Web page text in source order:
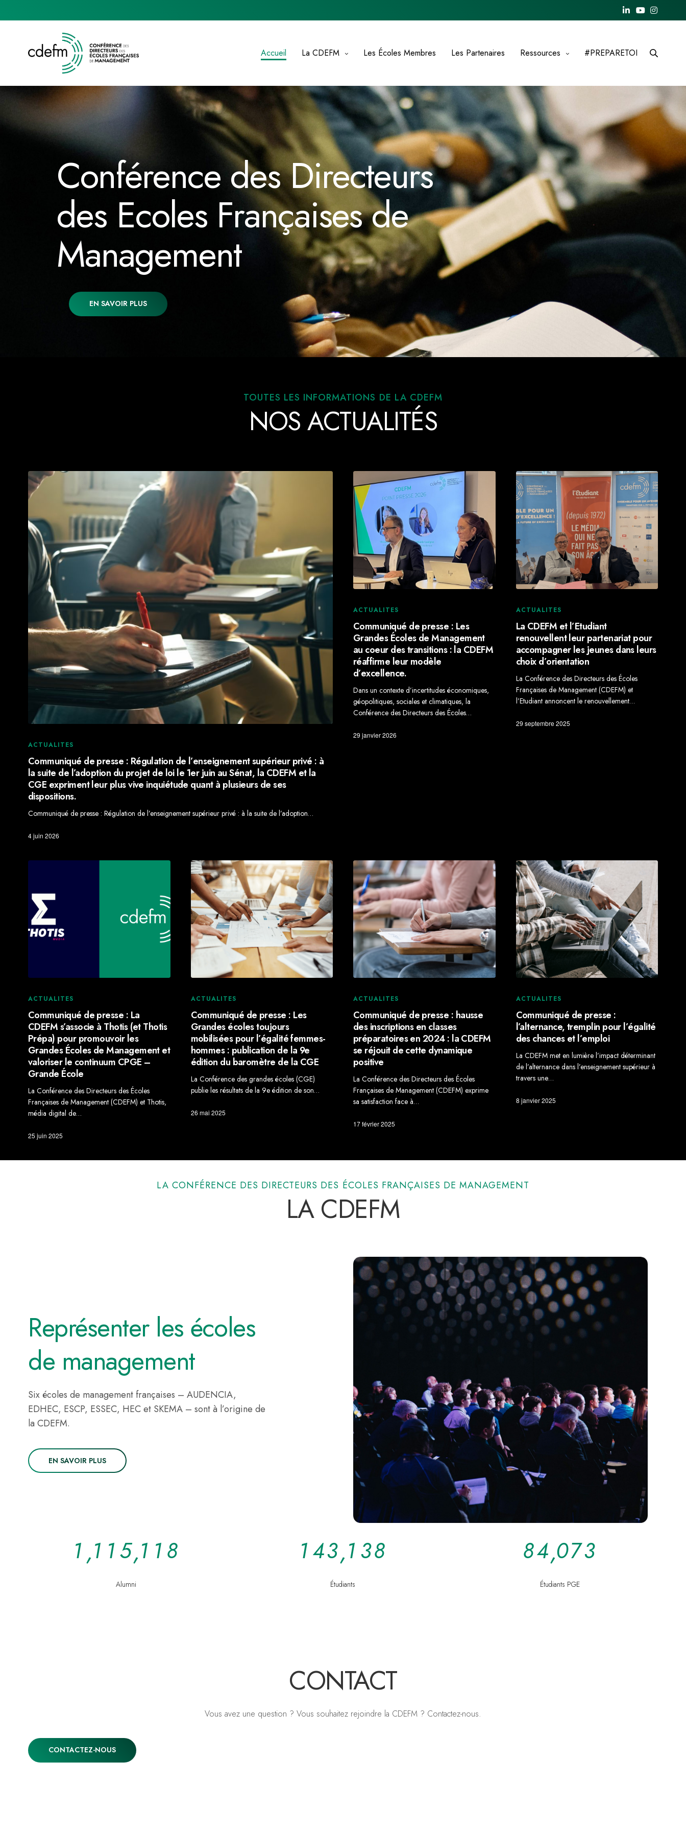
Accueil La CDEFM Les Écoles Membres Les Partenaires Ressources #PREPARETOI
Conférence des Directeurs
des Ecoles Françaises de
Management
EN SAVOIR PLUS
TOUTES LES INFORMATIONS DE LA CDEFM
NOS ACTUALITÉS
ACTUALITES
Communiqué de presse : Régulation de l’enseignement supérieur privé : à
la suite de l’adoption du projet de loi le 1er juin au Sénat, la CDEFM et la
CGE expriment leur plus vive inquiétude quant à plusieurs de ses
dispositions.
Communiqué de presse : Régulation de l’enseignement supérieur privé : à la suite de l’adoption…
4 juin 2026
ACTUALITES
Communiqué de presse : Les
Grandes Écoles de Management
au coeur des transitions : la CDEFM
réaffirme leur modèle
d’excellence.
Dans un contexte d’incertitudes économiques,
géopolitiques, sociales et climatiques, la
Conférence des Directeurs des Écoles…
29 janvier 2026
ACTUALITES
La CDEFM et l’Etudiant
renouvellent leur partenariat pour
accompagner les jeunes dans leurs
choix d’orientation
La Conférence des Directeurs des Écoles
Françaises de Management (CDEFM) et
l’Etudiant annoncent le renouvellement…
29 septembre 2025
ACTUALITES
Communiqué de presse : La
CDEFM s’associe à Thotis (et Thotis
Prépa) pour promouvoir les
Grandes Écoles de Management et
valoriser le continuum CPGE –
Grande École
La Conférence des Directeurs des Écoles
Françaises de Management (CDEFM) et Thotis,
média digital de…
25 juin 2025
ACTUALITES
Communiqué de presse : Les
Grandes écoles toujours
mobilisées pour l’égalité femmes-
hommes : publication de la 9e
édition du baromètre de la CGE
La Conférence des grandes écoles (CGE)
publie les résultats de la 9e édition de son…
26 mai 2025
ACTUALITES
Communiqué de presse : hausse
des inscriptions en classes
préparatoires en 2024 : la CDEFM
se réjouit de cette dynamique
positive
La Conférence des Directeurs des Écoles
Françaises de Management (CDEFM) exprime
sa satisfaction face à…
17 février 2025
ACTUALITES
Communiqué de presse :
l’alternance, tremplin pour l’égalité
des chances et l’emploi
La CDEFM met en lumière l’impact déterminant
de l’alternance dans l’enseignement supérieur à
travers une…
8 janvier 2025
LA CONFÉRENCE DES DIRECTEURS DES ÉCOLES FRANÇAISES DE MANAGEMENT
LA CDEFM
Représenter les écoles
de management
Six écoles de management françaises – AUDENCIA,
EDHEC, ESCP, ESSEC, HEC et SKEMA – sont à l’origine de
la CDEFM.
EN SAVOIR PLUS
1 ,1 15,1 1 8
Alumni
143,1 38
Étudiants
84,073
Étudiants PGE
CONTACT
Vous avez une question ? Vous souhaitez rejoindre la CDEFM ? Contactez-nous.
CONTACTEZ-NOUS